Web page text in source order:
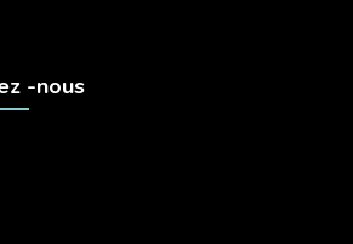
-nous